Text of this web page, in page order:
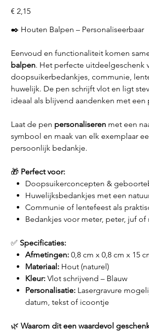
Prijs
€ 2,15
✒️ Houten Balpen – Personaliseerbaar
Eenvoud en functionaliteit komen
balpen. Het perfecte uitdeelgeschenk
doopsuikerbedankjes, communie,
huwelijk. De pen schrijft vlot en ligt
ideaal als blijvend aandenken met een
Laat de pen personaliseren met een
symbool en maak van elk exemplaar
persoonlijk bedankje.
🎁 Perfect voor:
Doopsuikerconcepten &
Huwelijksbedankjes met een
Communie of lentefeest als
Bedankjes voor meter, peter, juf of
✅ Specificaties:
Afmetingen: 0,8 cm x 0,8 cm x 15
Materiaal: Hout (naturel)
Kleur: Vlot schrijvend – Blauw
Personalisatie: Lasergravure
datum, tekst of icoontje
🌿Waarom dit een waardevol